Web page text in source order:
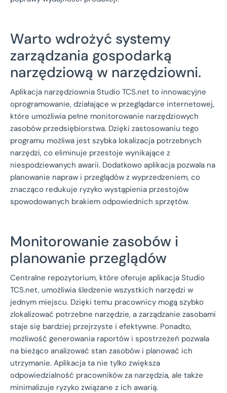
Warto wdrożyć systemy
zarządzania gospodarką
narzędziową w narzędziowni.
Aplikacja narzędziownia Studio TCS.net to innowacyjne
oprogramowanie, działające w przeglądarce internetowej,
które umożliwia pełne monitorowanie narzędziowych
zasobów przedsiębiorstwa. Dzięki zastosowaniu tego
programu możliwa jest szybka lokalizacja potrzebnych
narzędzi, co eliminuje przestoje wynikające z
niespodziewanych awarii. Dodatkowo aplikacja pozwala na
planowanie napraw i przeglądów z wyprzedzeniem, co
znacząco redukuje ryzyko wystąpienia przestojów
spowodowanych brakiem odpowiednich sprzętów.
Monitorowanie zasobów i
planowanie przeglądów
Centralne repozytorium, które oferuje aplikacja Studio
TCS.net, umożliwia śledzenie wszystkich narzędzi w
jednym miejscu. Dzięki temu pracownicy mogą szybko
zlokalizować potrzebne narzędzie, a zarządzanie zasobami
staje się bardziej przejrzyste i efektywne. Ponadto,
możliwość generowania raportów i spostrzeżeń pozwala
na bieżąco analizować stan zasobów i planować ich
utrzymanie. Aplikacja ta nie tylko zwiększa
odpowiedzialność pracowników za narzędzia, ale także
minimalizuje ryzyko związane z ich awarią.